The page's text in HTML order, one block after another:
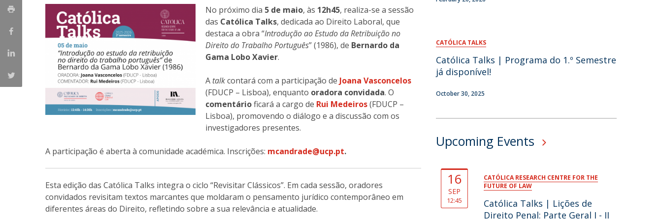
Master of Laws | Litigation
Master of Transnational Law
No próximo dia 5 de maio, às 12h45, realiza-se a sessão
das Católica Talks, dedicada ao Direito Laboral, que
destaca a obra “Introdução ao Estudo da Retribuição no
Direito do Trabalho Português” (1986), de Bernardo da
Gama Lobo Xavier.
A talkcontará com a participação de Joana Vasconcelos
(FDUCP – Lisboa), enquanto oradora convidada. O
comentárioficará a cargo de Rui Medeiros(FDUCP –
Lisboa), promovendo o diálogo e a discussão com os
investigadores presentes.
A participação é aberta à comunidade académica. Inscrições: mcandrade@ucp.pt.
Esta edição das Católica Talks integra o ciclo “Revisitar Clássicos”. Em cada sessão, oradores
convidados revisitam textos marcantes que moldaram o pensamento jurídico contemporâneo em
diferentes áreas do Direito, refletindo sobre a sua relevância e atualidade.
CATÓLICA TALKS
Católica Talks | Programa do 1.º Semestre
já disponível!
October 30, 2025
Upcoming Events
16
SEP
12:45
CATÓLICA RESEARCH CENTRE FOR THE
FUTURE OF LAW
Católica Talks | Lições de
Direito Penal: Parte Geral I - II